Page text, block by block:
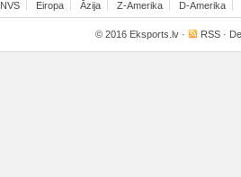
NVS Eiropa Āzija Z-Amerika D-Amerika
© 2016 Eksports.lv · RSS ·